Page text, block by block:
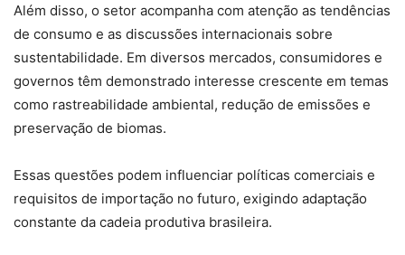
Além disso, o setor acompanha com atenção as tendências
de consumo e as discussões internacionais sobre
sustentabilidade. Em diversos mercados, consumidores e
governos têm demonstrado interesse crescente em temas
como rastreabilidade ambiental, redução de emissões e
preservação de biomas.
Essas questões podem influenciar políticas comerciais e
requisitos de importação no futuro, exigindo adaptação
constante da cadeia produtiva brasileira.